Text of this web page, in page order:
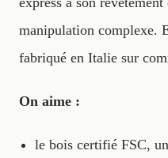
manipulation complexe.
fabriqué en Italie sur
On aime :
le bois certifié FSC,